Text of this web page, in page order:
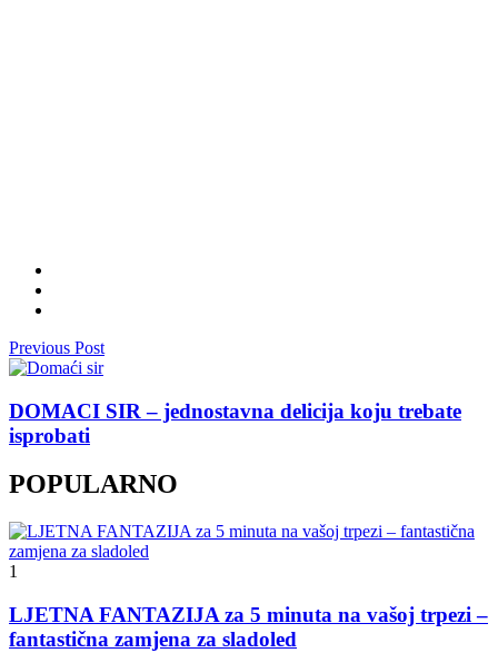
Previous Post
DOMACI SIR – jednostavna delicija koju trebate
isprobati
POPULARNO
1
LJETNA FANTAZIJA za 5 minuta na vašoj trpezi –
fantastična zamjena za sladoled